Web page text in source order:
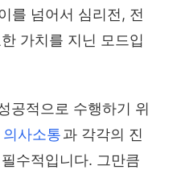
를 넘어서 심리전, 전
가치를 지닌 모드입
공적으로 수행하기 위
사소통과 각각의 진
수적입니다. 그만큼